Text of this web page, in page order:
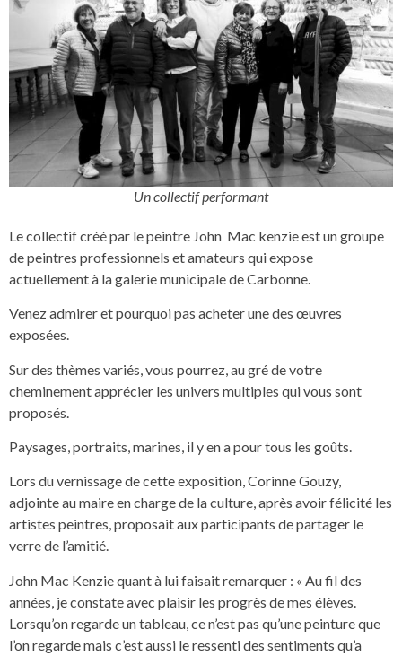
Un collectif performant
Le collectif créé par le peintre John Mac kenzie est un groupe
de peintres professionnels et amateurs qui expose
actuellement à la galerie municipale de Carbonne.
Venez admirer et pourquoi pas acheter une des œuvres
exposées.
Sur des thèmes variés, vous pourrez, au gré de votre
cheminement apprécier les univers multiples qui vous sont
proposés.
Paysages, portraits, marines, il y en a pour tous les goûts.
Lors du vernissage de cette exposition, Corinne Gouzy,
adjointe au maire en charge de la culture, après avoir félicité les
artistes peintres, proposait aux participants de partager le
verre de l’amitié.
John Mac Kenzie quant à lui faisait remarquer : « Au fil des
années, je constate avec plaisir les progrès de mes élèves.
Lorsqu’on regarde un tableau, ce n’est pas qu’une peinture que
l’on regarde mais c’est aussi le ressenti des sentiments qu’a